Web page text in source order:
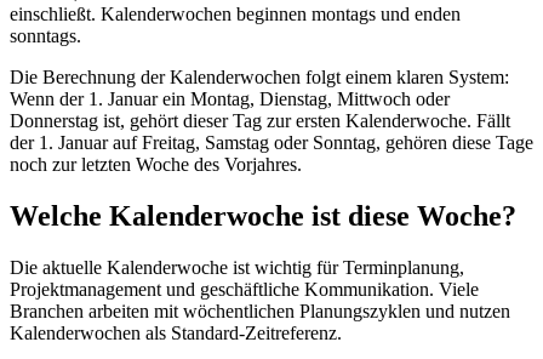
einschließt. Kalenderwochen beginnen montags und enden
sonntags.
Die Berechnung der Kalenderwochen folgt einem klaren System:
Wenn der 1. Januar ein Montag, Dienstag, Mittwoch oder
Donnerstag ist, gehört dieser Tag zur ersten Kalenderwoche. Fällt
der 1. Januar auf Freitag, Samstag oder Sonntag, gehören diese Tage
noch zur letzten Woche des Vorjahres.
Welche Kalenderwoche ist diese Woche?
Die aktuelle Kalenderwoche ist wichtig für Terminplanung,
Projektmanagement und geschäftliche Kommunikation. Viele
Branchen arbeiten mit wöchentlichen Planungszyklen und nutzen
Kalenderwochen als Standard-Zeitreferenz.